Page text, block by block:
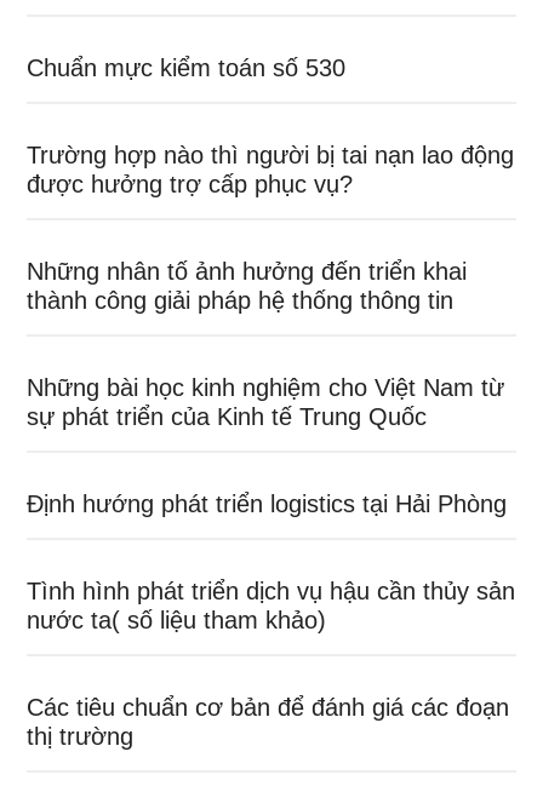
Chuẩn mực kiểm toán số 530
Trường hợp nào thì người bị tai nạn lao động
được hưởng trợ cấp phục vụ?
Những nhân tố ảnh hưởng đến triển khai
thành công giải pháp hệ thống thông tin
Những bài học kinh nghiệm cho Việt Nam từ
sự phát triển của Kinh tế Trung Quốc
Định hướng phát triển logistics tại Hải Phòng
Tình hình phát triển dịch vụ hậu cần thủy sản
nước ta( số liệu tham khảo)
Các tiêu chuẩn cơ bản để đánh giá các đoạn
thị trường